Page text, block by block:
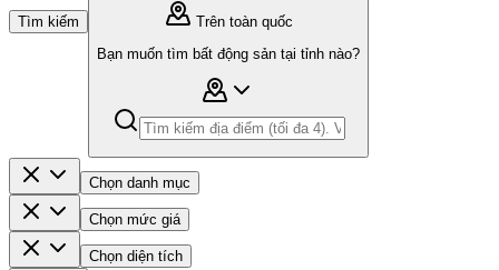
Tìm kiếm
Trên toàn quốc
Bạn muốn tìm bất động sản tại tỉnh nào?
Chọn danh mục
Chọn mức giá
Chọn diện tích